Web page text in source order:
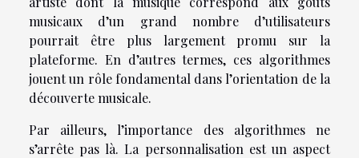
musicaux d’un grand nombre d’utilisateurs
pourrait être plus largement promu sur la
plateforme. En d’autres termes, ces algorithmes
jouent un rôle fondamental dans l’orientation de la
découverte musicale.
Par ailleurs, l’importance des algorithmes ne
s’arrête pas là. La personnalisation est un aspect